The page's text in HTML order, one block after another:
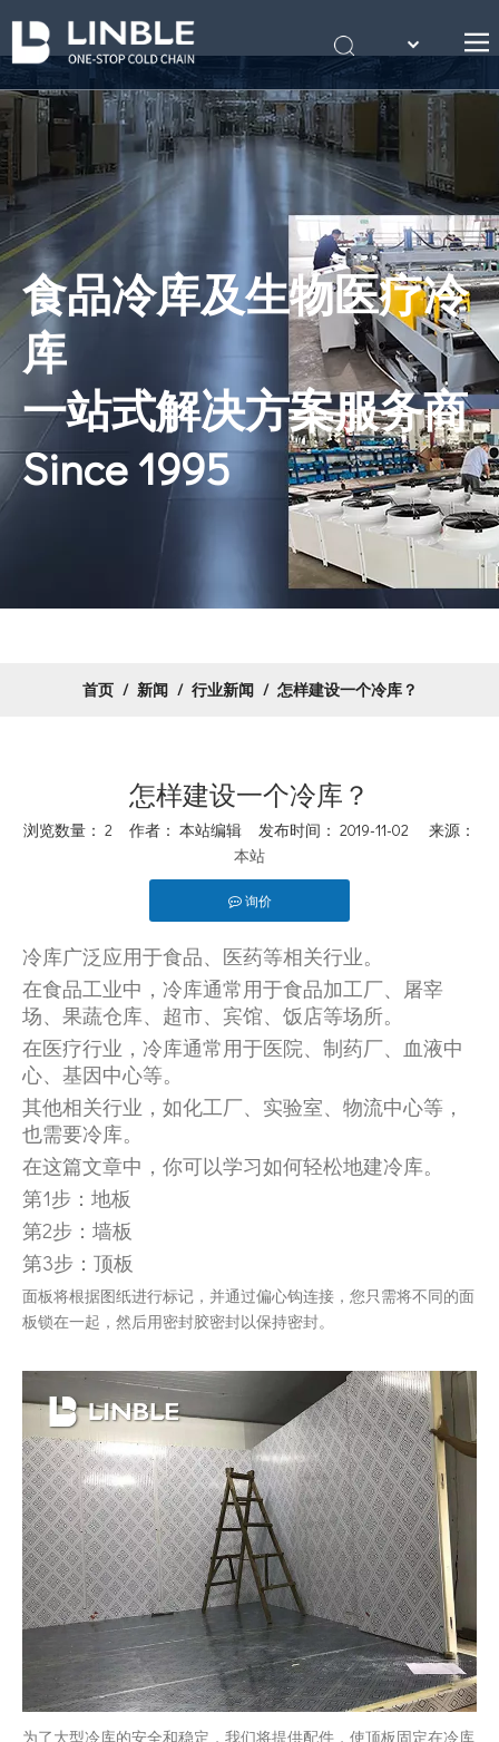
首页
关于我们
产品
案例
冷库知识
联系我们
English
Português
食品冷库及生物医疗冷
库
一站式解决方案服务商
Since 1995
首页 / 新闻 / 行业新闻 / 怎样建设一个冷库？
怎样建设一个冷库？
浏览数量： 2 作者： 本站编辑 发布时间： 2019-11-02 来源：
本站
询价
冷库广泛应用于食品、医药等相关行业。
在食品工业中，冷库通常用于食品加工厂、屠宰
场、果蔬仓库、超市、宾馆、饭店等场所。
在医疗行业，冷库通常用于医院、制药厂、血液中
心、基因中心等。
其他相关行业，如化工厂、实验室、物流中心等，
也需要冷库。
在这篇文章中，你可以学习如何轻松地建冷库。
第1步：地板
第2步：墙板
第3步：顶板
面板将根据图纸进行标记，并通过偏心钩连接，您只需将不同的面
板锁在一起，然后用密封胶密封以保持密封。
为了大型冷库的安全和稳定，我们将提供配件，使顶板固定在冷库